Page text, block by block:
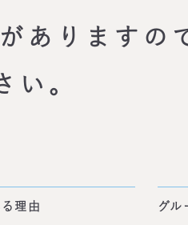
ありますの
い。
理由 グル